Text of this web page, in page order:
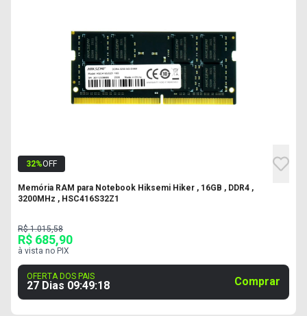
32%OFF
Memória RAM para Notebook Hiksemi Hiker , 16GB , DDR4 ,
3200MHz , HSC416S32Z1
R$ 1.015,58
R$ 685,90
à vista no PIX
OFERTA DOS PAIS
27 Dias 09:49:17 Comprar